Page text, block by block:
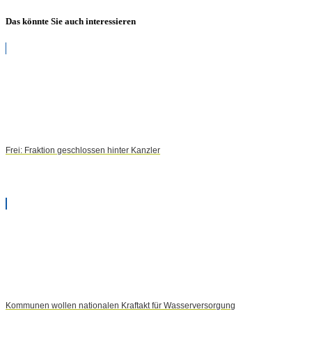
Das könnte Sie auch interessieren
Frei: Fraktion geschlossen hinter Kanzler
Kommunen wollen nationalen Kraftakt für Wasserversorgung